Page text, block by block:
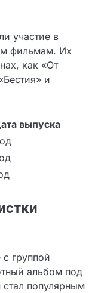
участие в
фильмам. Их
как «От
и
выпуска
группой
альбом под
популярным